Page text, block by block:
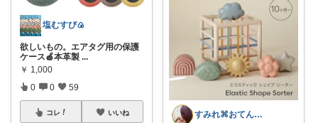
塩むすび🍙
欲しいもの。エアタグ用の保護
ケース🍎本革製 ...
￥ 1,000
0 0 59
コレ いいね すみれ⌘おてんば娘との暮らし